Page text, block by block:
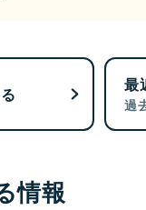
最
過
情報